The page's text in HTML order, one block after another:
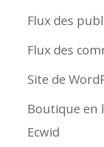
Flux des
Flux des
Site de
Boutique en
Ecwid